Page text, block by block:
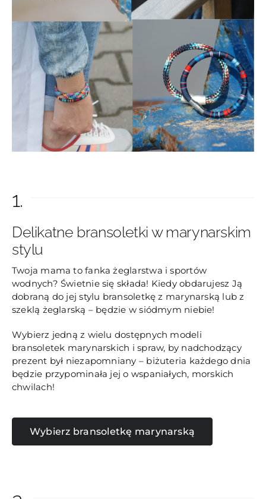
1.
Delikatne bransoletki w marynarskim
stylu
Twoja mama to fanka żeglarstwa i sportów
wodnych? Świetnie się składa! Kiedy obdarujesz Ją
dobraną do jej stylu bransoletkę z marynarską lub z
szeklą żeglarską – będzie w siódmym niebie!
Wybierz jedną z wielu dostępnych modeli
bransoletek marynarskich i spraw, by nadchodzący
prezent był niezapomniany – biżuteria każdego dnia
będzie przypominała jej o wspaniałych, morskich
chwilach!
Wybierz bransoletkę marynarską